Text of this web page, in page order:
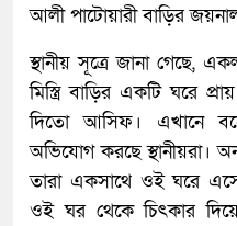
আলী পাটোয়ারী বাড়ির
স্থানীয় সূত্রে জানা গেছে,
মিস্ত্রি বাড়ির একটি ঘরে
দিতো আসিফ। এখানে
অভিযোগ করছে স্থানীয়রা।
তারা একসাথে ওই ঘরে
ওই ঘর থেকে চিৎকার